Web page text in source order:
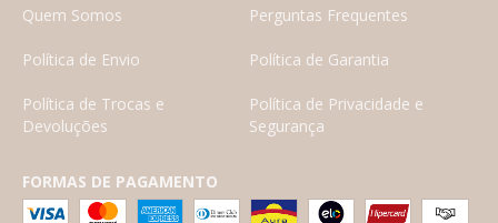
Quem Somos
Perguntas Frequentes
Política de Envio Política de Garantia
Política de Trocas e
Devoluções
Política de Privacidade e
Segurança
FORMAS DE PAGAMENTO